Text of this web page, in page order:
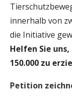
innerhalb von
die Initiative
Helfen Sie
150.000 zu
Petition